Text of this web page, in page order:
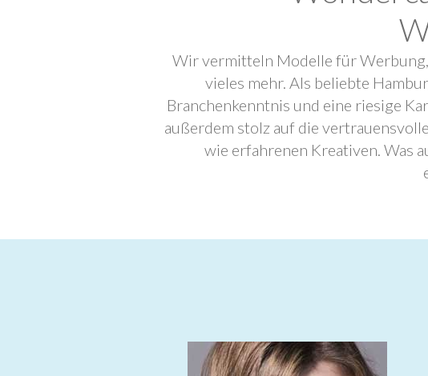
Wir vermitteln Modelle für
vieles mehr. Als beliebte
Branchenkenntnis und eine riesige
außerdem stolz auf die
wie erfahrenen Kreativen. Was